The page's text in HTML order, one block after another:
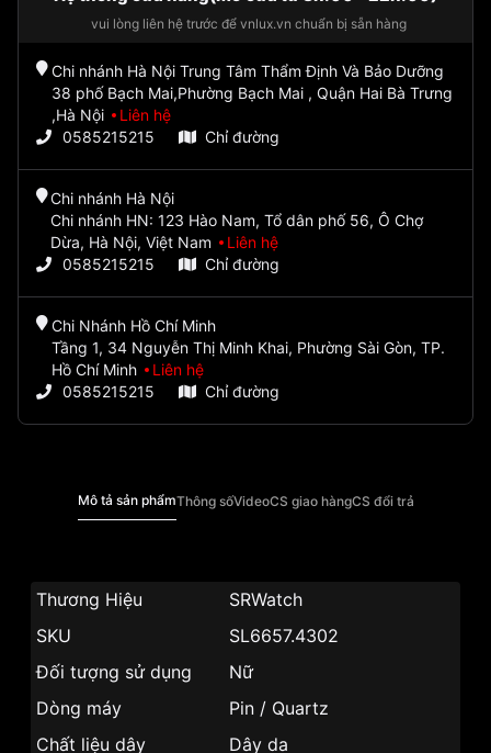
vui lòng liên hệ trước để vnlux.vn chuẩn bị sẵn hàng
Chi nhánh Hà Nội Trung Tâm Thẩm Định Và Bảo Dưỡng
38 phố Bạch Mai,Phường Bạch Mai , Quận Hai Bà Trưng
,Hà Nội
Liên hệ
0585215215
Chỉ đường
Chi nhánh Hà Nội
Chi nhánh HN: 123 Hào Nam, Tổ dân phố 56, Ô Chợ
Dừa, Hà Nội, Việt Nam
Liên hệ
0585215215
Chỉ đường
Chi Nhánh Hồ Chí Minh
Tầng 1, 34 Nguyễn Thị Minh Khai, Phường Sài Gòn, TP.
Hồ Chí Minh
Liên hệ
0585215215
Chỉ đường
Mô tả sản phẩmThông sốVideoCS giao hàngCS đổi trả
Thương Hiệu
SRWatch
SKU
SL6657.4302
Đối tượng sử dụng
Nữ
Dòng máy
Pin / Quartz
Chất liệu dây
Dây da